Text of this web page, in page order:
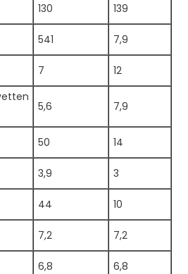
130 139
541 7,9
7
12
5,6 7,9
50 14
3,9 3
44 10
7,2 7,2
6,8 6,8